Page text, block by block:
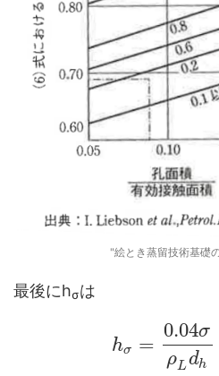
"絵とき蒸留技術基礎
最後にhσは
hσ =
0.04σ
ρLdh